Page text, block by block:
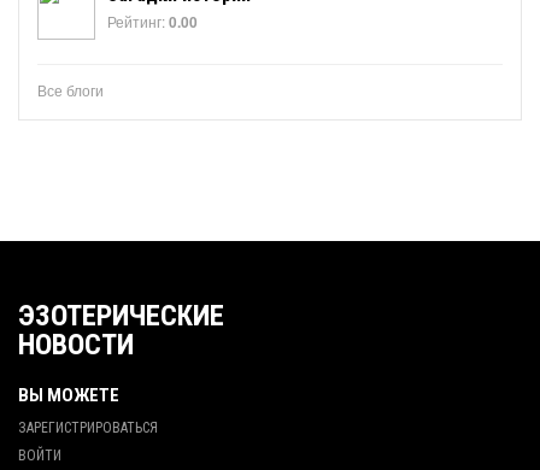
Рейтинг:0.00
Все блоги
ЭЗОТЕРИЧЕСКИЕ
НОВОСТИ
ВЫ МОЖЕТЕ
ЗАРЕГИСТРИРОВАТЬСЯ
ВОЙТИ